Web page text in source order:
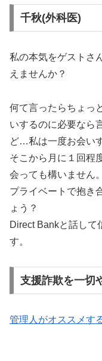
千秋(外科医)
私の本気をゲストさ
えませんか？
何て言ったらちょっ
いするのに必要なら
ど…私は一度お会い
そこから月に１回程
会っても構いません
プライベートで抱き
ょう？
Direct Bankと話して
す。
支援詐欺を一切
管理人がオススメす